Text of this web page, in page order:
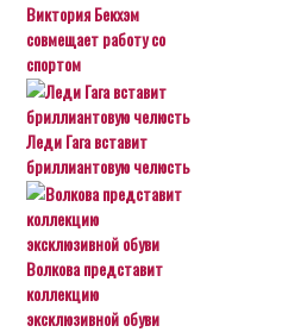
Виктория Бекхэм
совмещает работу со
спортом
Леди Гага вставит
бриллиантовую челюсть
Волкова представит
коллекцию
эксклюзивной обуви